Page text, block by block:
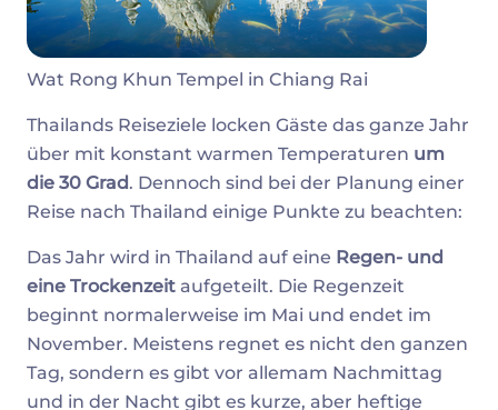
Wat Rong Khun Tempel in Chiang Rai
Thailands Reiseziele locken Gäste das ganze Jahr
über mit konstant warmen Temperaturen um
die 30 Grad. Dennoch sind bei der Planung einer
Reise nach Thailand einige Punkte zu beachten:
Das Jahr wird in Thailand auf eine Regen- und
eine Trockenzeit aufgeteilt. Die Regenzeit
beginnt normalerweise im Mai und endet im
November. Meistens regnet es nicht den ganzen
Tag, sondern es gibt vor allemam Nachmittag
und in der Nacht gibt es kurze, aber heftige